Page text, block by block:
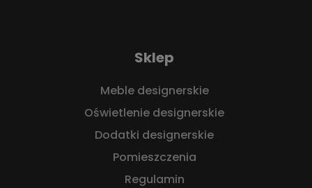
Sklep
Meble designerskie
Oświetlenie designerskie
Dodatki designerskie
Pomieszczenia
Regulamin